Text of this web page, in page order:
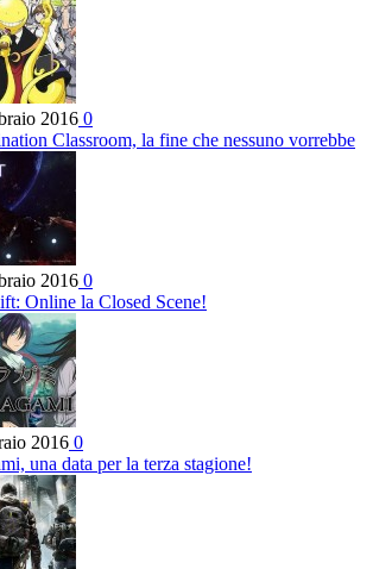
2016 0
Classroom, la fine che nessuno vorrebbe
2016 0
Online la Closed Scene!
2016 0
una data per la terza stagione!